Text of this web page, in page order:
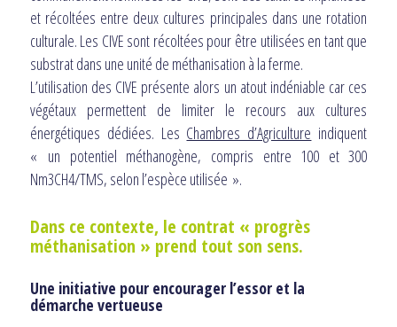
et récoltées entre deux cultures principales dans une rotation
culturale. Les CIVE sont récoltées pour être utilisées en tant que
substrat dans une unité de méthanisation à la ferme.
L’utilisation des CIVE présente alors un atout indéniable car ces
végétaux permettent de limiter le recours aux cultures
énergétiques dédiées. Les Chambres d’Agriculture indiquent
« un potentiel méthanogène, compris entre 100 et 300
Nm3CH4/TMS, selon l’espèce utilisée ».
Dans ce contexte, le contrat « progrès
méthanisation » prend tout son sens.
Une initiative pour encourager l’essor et la
démarche vertueuse